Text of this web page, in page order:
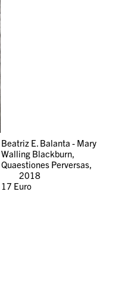
Beatriz E. Balanta - Mary
Walling Blackburn,
Quaestiones Perversas,
2018
17 Euro